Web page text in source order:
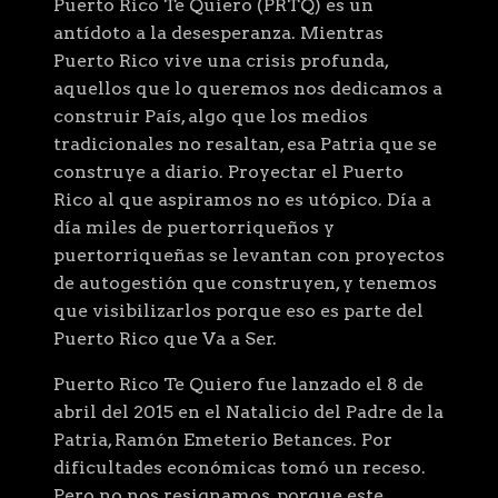
Puerto Rico Te Quiero (PRTQ) es un
antídoto a la desesperanza. Mientras
Puerto Rico vive una crisis profunda,
aquellos que lo queremos nos dedicamos a
construir País, algo que los medios
tradicionales no resaltan, esa Patria que se
construye a diario. Proyectar el Puerto
Rico al que aspiramos no es utópico. Día a
día miles de puertorriqueños y
puertorriqueñas se levantan con proyectos
de autogestión que construyen, y tenemos
que visibilizarlos porque eso es parte del
Puerto Rico que Va a Ser.
Puerto Rico Te Quiero fue lanzado el 8 de
abril del 2015 en el Natalicio del Padre de la
Patria, Ramón Emeterio Betances. Por
dificultades económicas tomó un receso.